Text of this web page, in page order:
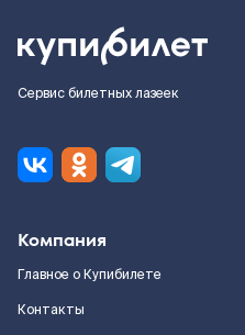
Сервис билетных лазеек
Компания
Главное о Купибилете
Контакты